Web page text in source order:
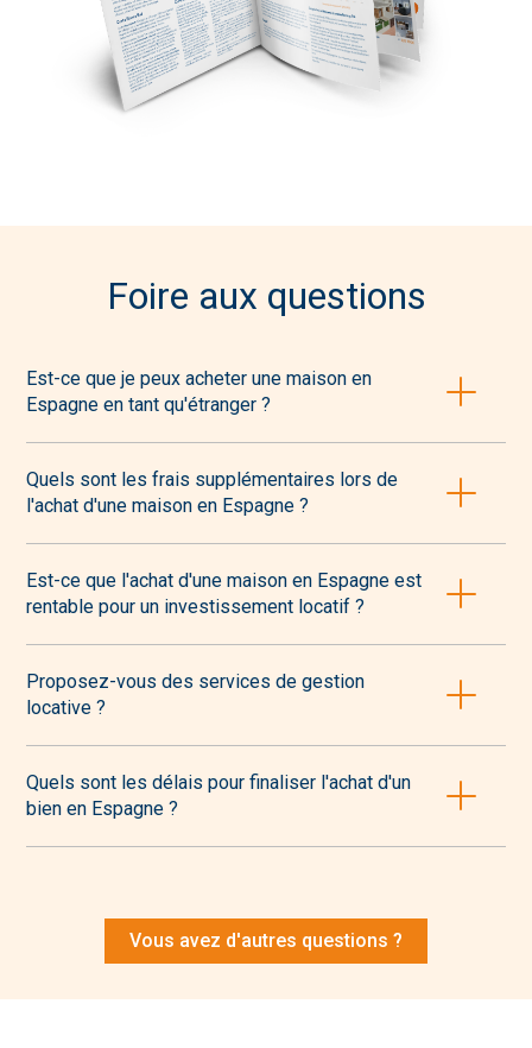
Foire aux questions
Est-ce que je peux acheter une maison en
Espagne en tant qu'étranger ?
bien en Espagne, et nous vous guiderons dans toutes les
démarches administratives nécessaires.
Quels sont les frais supplémentaires lors de
l'achat d'une maison en Espagne ?
transmission, ainsi que l’enregistrement du bien. Nous vous
expliquerons en détail chaque coût pour éviter toute
Est-ce que l'achat d'une maison en Espagne est
rentable pour un investissement locatif ?
rendements locatifs intéressants, notamment grâce à la
demande touristique et la croissance continue du marché
Proposez-vous des services de gestion
locative ?
biens, y compris la gestion des locataires, le nettoyage et
l’entretien, pour que vous n’ayez à vous soucier de rien.
Quels sont les délais pour finaliser l'achat d'un
bien en Espagne ?
Vous avez d'autres questions ?